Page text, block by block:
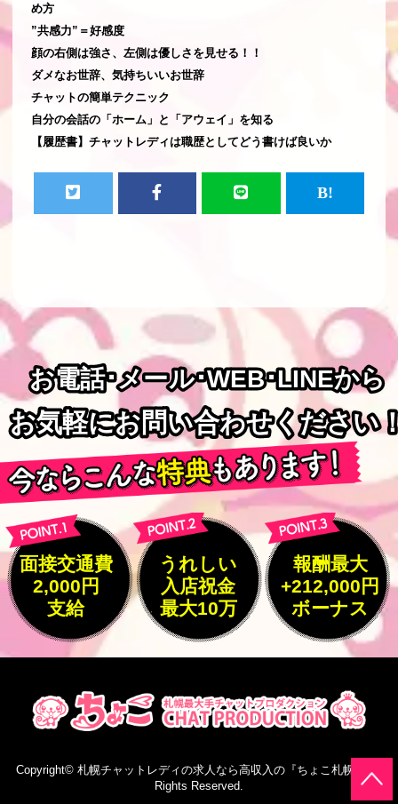
め方
”共感力”＝好感度
顔の右側は強さ、左側は優しさを見せる！！
ダメなお世辞、気持ちいいお世辞
チャットの簡単テクニック
自分の会話の「ホーム」と「アウェイ」を知る
【履歴書】チャットレディは職歴としてどう書けば良いか
お電話･メール･WEB･LINEから
お電話･メール･WEB･LINEから
お気軽にお問い合わせください
お気軽にお問い合わせください
面接交通費
2,000円
支給
うれしい
入店祝金
最大10万
報酬最大
+212,000円
ボーナス
Copyright© 札幌チャットレディの求人なら高収入の『ちょこ札幌』
All
Rights Reserved.